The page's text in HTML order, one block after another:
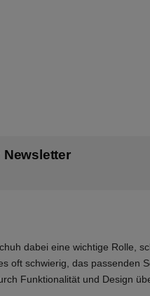
Newsletter
dabei eine wichtige Rolle,
oft schwierig, das passenden
Funktionalität und Design